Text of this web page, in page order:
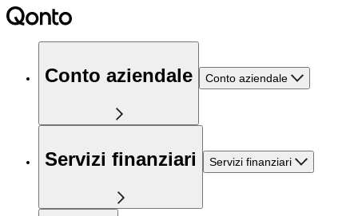
Conto aziendale Conto aziendale
Servizi finanziari Servizi finanziari